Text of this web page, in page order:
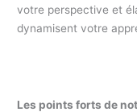
votre perspective et
dynamisent votre
Les points forts de